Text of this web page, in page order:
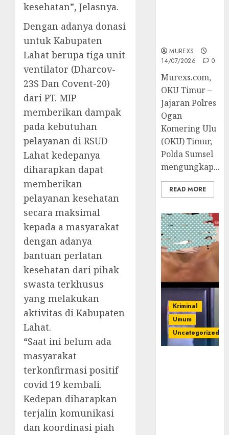
kesehatan”, Jelasnya.
Dengan adanya donasi
untuk Kabupaten
Lahat berupa tiga unit
ventilator (Dharcov-
23S Dan Covent-20)
dari PT. MIP
memberikan dampak
pada kebutuhan
pelayanan di RSUD
Lahat kedepanya
diharapkan dapat
memberikan
pelayanan kesehatan
secara maksimal
kepada a masyarakat
dengan adanya
bantuan perlatan
kesehatan dari pihak
swasta terkhusus
yang melakukan
aktivitas di Kabupaten
Lahat.
“Saat ini belum ada
masyarakat
terkonfirmasi positif
covid 19 kembali.
Kedepan diharapkan
terjalin komunikasi
dan koordinasi piah
MUREXS
14/07/2026
0
Murexs.com,
OKU Timur –
Jajaran Polres
Ogan
Komering Ulu
(OKU) Timur,
Polda Sumsel
mengungkap...
READ MORE
Kriminal
Umum
Uncategorized